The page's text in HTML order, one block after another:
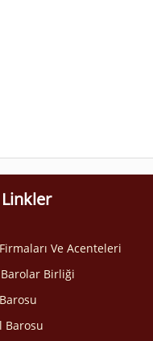
Linkler
Ve Acenteleri
Birliği
Barosu